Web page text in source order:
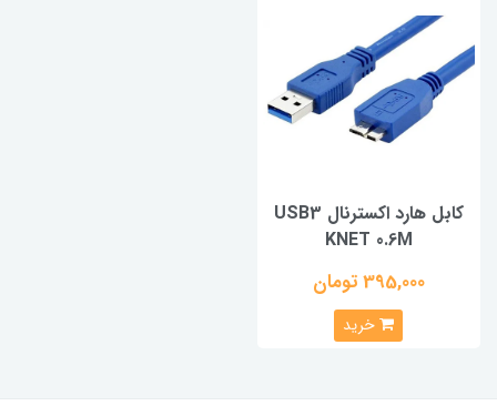
کابل هارد اکسترنال USB3
KNET 0.6M
395,000 تومان
خرید